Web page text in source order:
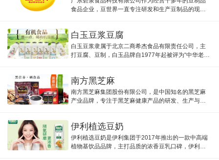
食品企业，豆世界一直专注研发和生产豆制品的现代
白玉豆浆豆腐
白玉豆浆隶属于北京二商希杰食品有限责任公司，主
打豆腐、豆制，白玉品牌自1977年起被评为“中华老字
南方黑芝麻
南方黑芝麻集团股份有限公司，是中国知名的黑芝麻
产业品牌，专注于黑芝麻健康产品的研发、生产与销
伊利植选豆奶
伊利植选豆奶是伊利集团于2017年推出的一款中高端
植物基饮品品牌，主打品质的浓香豆乳口碑，伊利旗